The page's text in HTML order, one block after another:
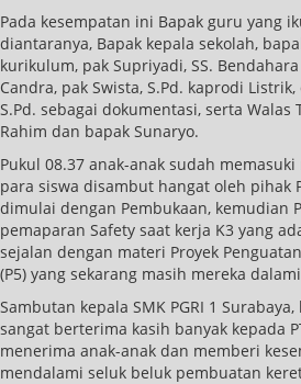
Pada kesempatan ini Bapak guru yang
diantaranya, Bapak kepala sekolah,
kurikulum, pak Supriyadi, SS.
Candra, pak Swista, S.Pd. kaprodi
S.Pd. sebagai dokumentasi, serta Walas
Rahim dan bapak Sunaryo.
Pukul 08.37 anak-anak sudah
para siswa disambut hangat oleh pihak
dimulai dengan Pembukaan, kemudian
pemaparan Safety saat kerja K3 yang
sejalan dengan materi Proyek
(P5) yang sekarang masih mereka
Sambutan kepala SMK PGRI 1
sangat berterima kasih banyak kepada
menerima anak-anak dan memberi
mendalami seluk beluk pembuatan